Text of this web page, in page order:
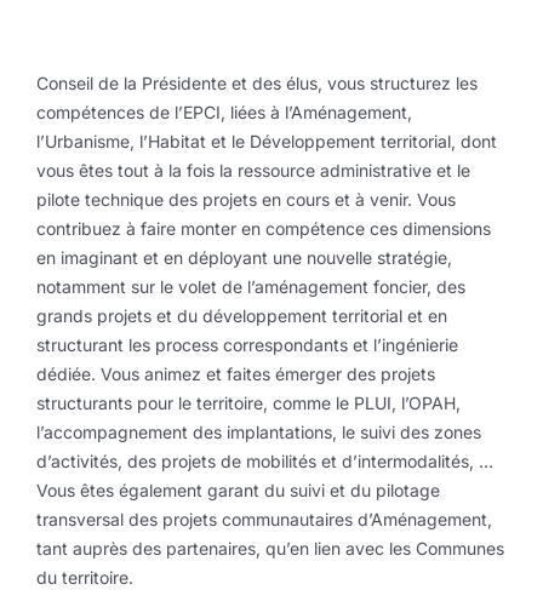
Conseil de la Présidente et des élus, vous structurez les
compétences de l’EPCI, liées à l’Aménagement,
l’Urbanisme, l’Habitat et le Développement territorial, dont
vous êtes tout à la fois la ressource administrative et le
pilote technique des projets en cours et à venir. Vous
contribuez à faire monter en compétence ces dimensions
en imaginant et en déployant une nouvelle stratégie,
notamment sur le volet de l’aménagement foncier, des
grands projets et du développement territorial et en
structurant les process correspondants et l’ingénierie
dédiée. Vous animez et faites émerger des projets
structurants pour le territoire, comme le PLUI, l’OPAH,
l’accompagnement des implantations, le suivi des zones
d’activités, des projets de mobilités et d’intermodalités, …
Vous êtes également garant du suivi et du pilotage
transversal des projets communautaires d’Aménagement,
tant auprès des partenaires, qu’en lien avec les Communes
du territoire.